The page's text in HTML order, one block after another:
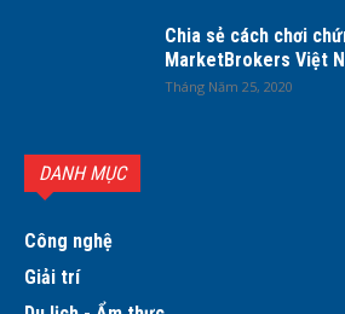
Chia sẻ cách chơi
MarketBrokers Việt
Tháng Năm 25, 2020
DANH MỤC
Công nghệ
Giải trí